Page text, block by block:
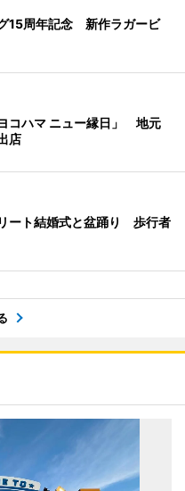
15周年記念 新作ラガービ
コハマ ニュー縁日」 地元
店
ート結婚式と盆踊り 歩行者